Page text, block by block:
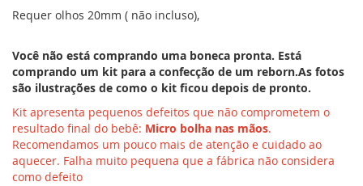
Requer olhos 20mm ( não incluso),
Você não está comprando uma boneca pronta. Está
comprando um kit para a confecção de um reborn.As fotos
são ilustrações de como o kit ficou depois de pronto.
Kit apresenta pequenos defeitos que não comprometem o
resultado final do bebê: Micro bolha nas mãos.
Recomendamos um pouco mais de atenção e cuidado ao
aquecer. Falha muito pequena que a fábrica não considera
como defeito